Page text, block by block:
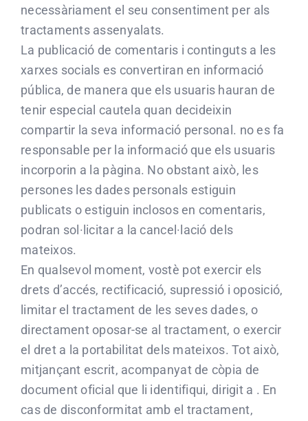
necessàriament el seu consentiment per als
tractaments assenyalats.
La publicació de comentaris i continguts a les
xarxes socials es convertiran en informació
pública, de manera que els usuaris hauran de
tenir especial cautela quan decideixin
compartir la seva informació personal. no es fa
responsable per la informació que els usuaris
incorporin a la pàgina. No obstant això, les
persones les dades personals estiguin
publicats o estiguin inclosos en comentaris,
podran sol·licitar a la cancel·lació dels
mateixos.
En qualsevol moment, vostè pot exercir els
drets d’accés, rectificació, supressió i oposició,
limitar el tractament de les seves dades, o
directament oposar-se al tractament, o exercir
el dret a la portabilitat dels mateixos. Tot això,
mitjançant escrit, acompanyat de còpia de
document oficial que li identifiqui, dirigit a . En
cas de disconformitat amb el tractament,